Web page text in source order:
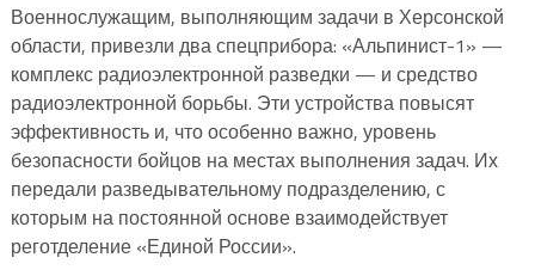
Военнослужащим, выполняющим задачи в Херсонской
области, привезли два спецприбора: «Альпинист-1» —
комплекс радиоэлектронной разведки — и средство
радиоэлектронной борьбы. Эти устройства повысят
эффективность и, что особенно важно, уровень
безопасности бойцов на местах выполнения задач. Их
передали разведывательному подразделению, с
которым на постоянной основе взаимодействует
реготделение «Единой России».